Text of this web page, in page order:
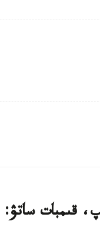
قىمبات